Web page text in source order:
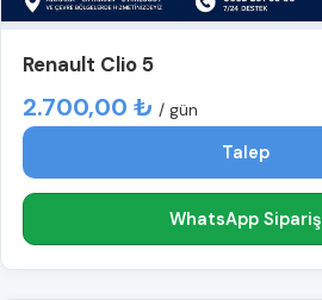
Renault Clio 5
2.700,00 ₺ / gün
Talep
WhatsApp Sipariş